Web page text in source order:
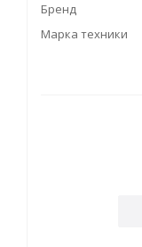
Бренд
Марка техники